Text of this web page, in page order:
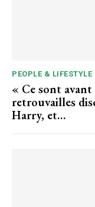
PEOPLE & LIFESTYLE
« Ce sont
retrouvailles
Harry, et…